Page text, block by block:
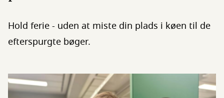
Hold ferie - uden at miste din plads i køen til de
efterspurgte bøger.